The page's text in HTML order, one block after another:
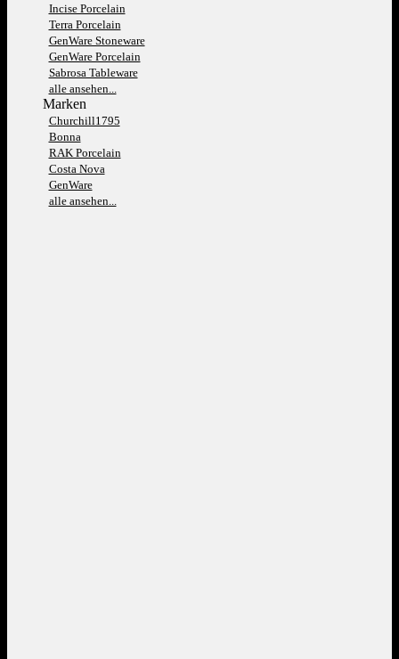
Incise Porcelain
Terra Porcelain
GenWare Stoneware
GenWare Porcelain
Sabrosa Tableware
alle ansehen...
Marken
Churchill1795
Bonna
RAK Porcelain
Costa Nova
GenWare
alle ansehen...